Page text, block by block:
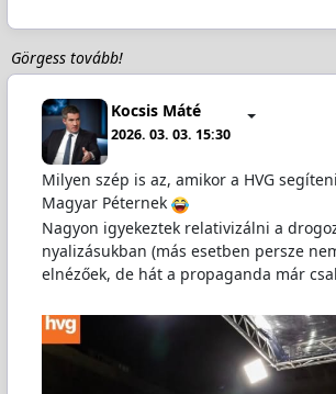
Görgess tovább!
Kocsis Máté
2026. 03. 03. 15:30
Milyen szép is az, amikor a HVG
Magyar Péternek
Nagyon igyekeztek relativizálni a
nyalizásukban (más esetben persze
elnézőek, de hát a propaganda már